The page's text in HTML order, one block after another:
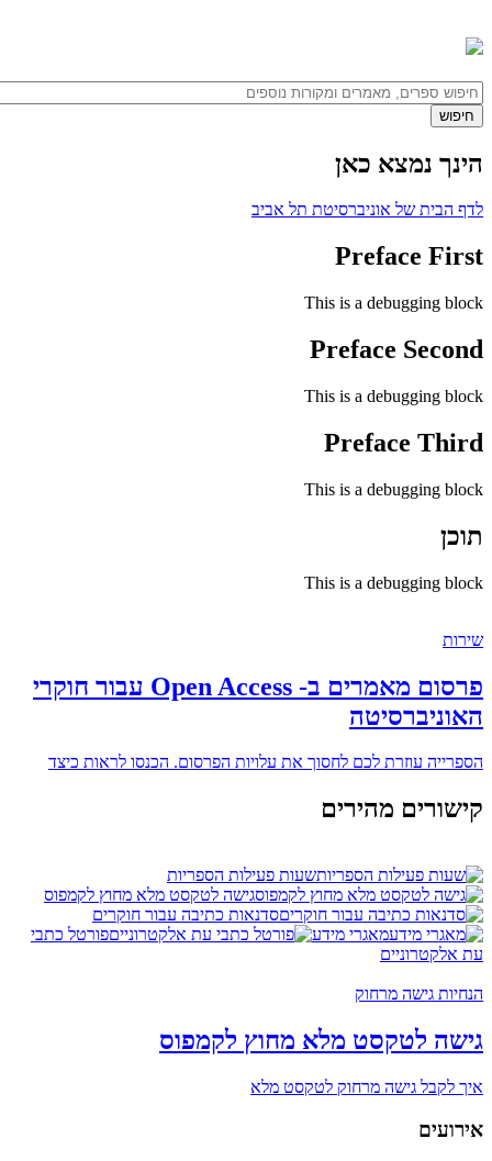
הינך נמצא כאן
לדף הבית של אוניברסיטת תל אביב
Preface First
This is a debugging block
Preface Second
This is a debugging block
Preface Third
This is a debugging block
תוכן
This is a debugging block
שירות
פרסום מאמרים ב- Open Access עבור חוקרי
האוניברסיטה
הספרייה עוזרת לכם לחסוך את עלויות הפרסום. הכנסו לראות כיצד
קישורים מהירים
שעות פעילות הספריות
גישה לטקסט מלא מחוץ לקמפוס
סדנאות כתיבה עבור חוקרים
מאגרי מידע
פורטל כתבי
עת אלקטרוניים
הנחיות גישה מרחוק
גישה לטקסט מלא מחוץ לקמפוס
איך לקבל גישה מרחוק לטקסט מלא
אירועים